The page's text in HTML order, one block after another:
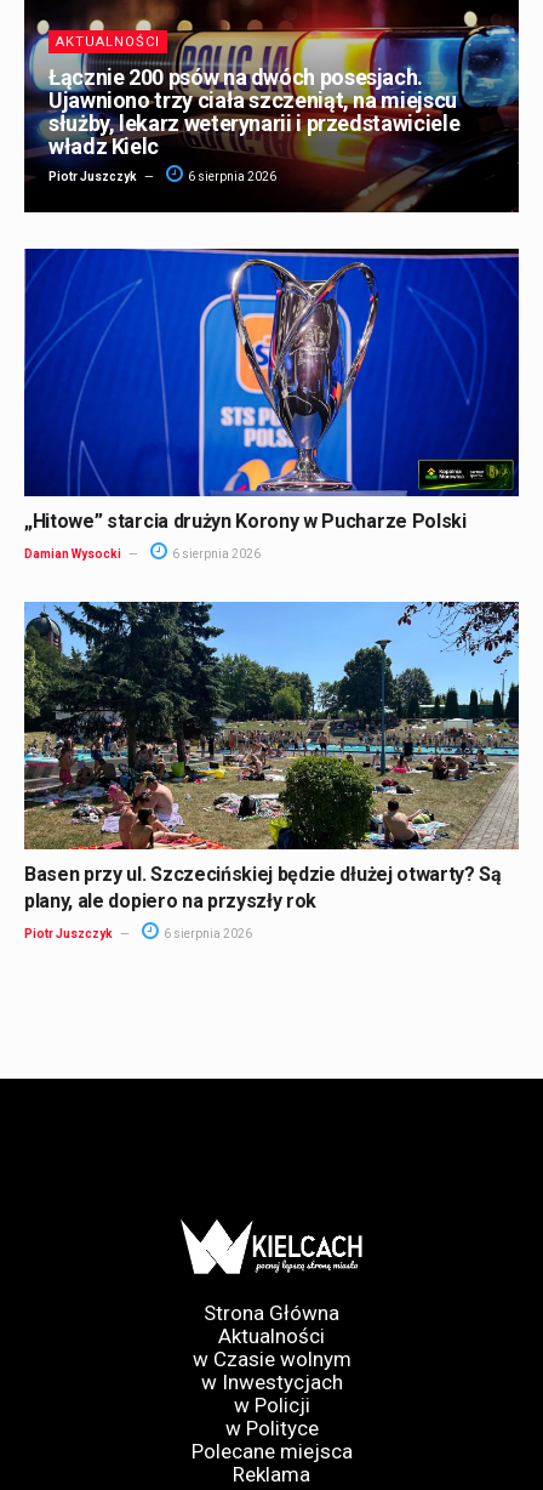
AKTUALNOŚCI
Łącznie 200 psów na dwóch posesjach.
Ujawniono trzy ciała szczeniąt, na miejscu
służby, lekarz weterynarii i przedstawiciele
władz Kielc
Piotr Juszczyk 6 sierpnia 2026
„Hitowe” starcia drużyn Korony w Pucharze Polski
Damian Wysocki 6 sierpnia 2026
Basen przy ul. Szczecińskiej będzie dłużej otwarty? Są
plany, ale dopiero na przyszły rok
Piotr Juszczyk 6 sierpnia 2026
Strona Główna
Aktualności
w Czasie wolnym
w Inwestycjach
w Policji
w Polityce
Polecane miejsca
Reklama